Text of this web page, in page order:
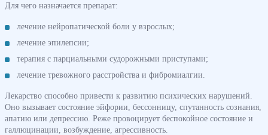
Для чего назначается препарат:
лечение нейропатической боли у взрослых;
лечение эпилепсии;
терапия с парциальными судорожными приступами;
лечение тревожного расстройства и фибромиалгии.
Лекарство способно привести к развитию психических нарушений.
Оно вызывает состояние эйфории, бессонницу, спутанность сознания,
апатию или депрессию. Реже провоцирует беспокойное состояние и
галлюцинации, возбуждение, агрессивность.